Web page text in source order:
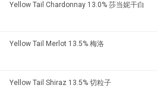
Yellow Tail Chardonnay 13.0% 莎当妮干白
Yellow Tail Merlot 13.5% 梅洛
Yellow Tail Shiraz 13.5% 切粒子